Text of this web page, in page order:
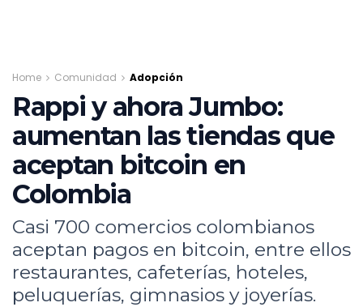
Home Comunidad Adopción
Rappi y ahora Jumbo:
aumentan las tiendas que
aceptan bitcoin en
Colombia
Casi 700 comercios colombianos
aceptan pagos en bitcoin, entre ellos
restaurantes, cafeterías, hoteles,
peluquerías, gimnasios y joyerías.